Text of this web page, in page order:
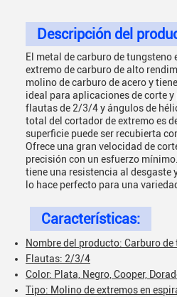
Descripción del
El metal de carburo de tungsteno
extremo de carburo de alto
molino de carburo de acero y
ideal para aplicaciones de corte
flautas de 2/3/4 y ángulos de
total del cortador de extremo es
superficie puede ser recubierta
Ofrece una gran velocidad de
precisión con un esfuerzo
tiene una resistencia al desgaste
lo hace perfecto para una
Características:
Nombre del producto: Carburo
Flautas: 2/3/4
Color: Plata, Negro, Cooper,
Tipo: Molino de extremos en